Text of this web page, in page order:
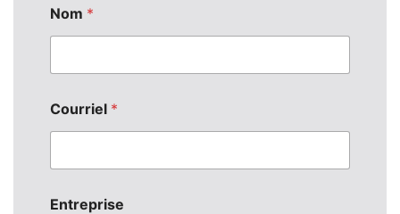
Nom *
Courriel *
Entreprise